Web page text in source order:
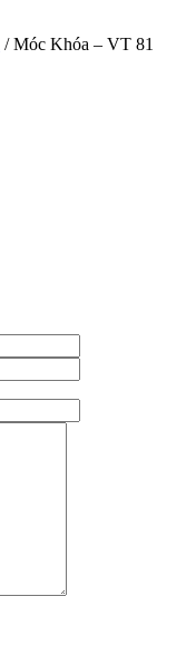
/ Móc Khóa – VT 81